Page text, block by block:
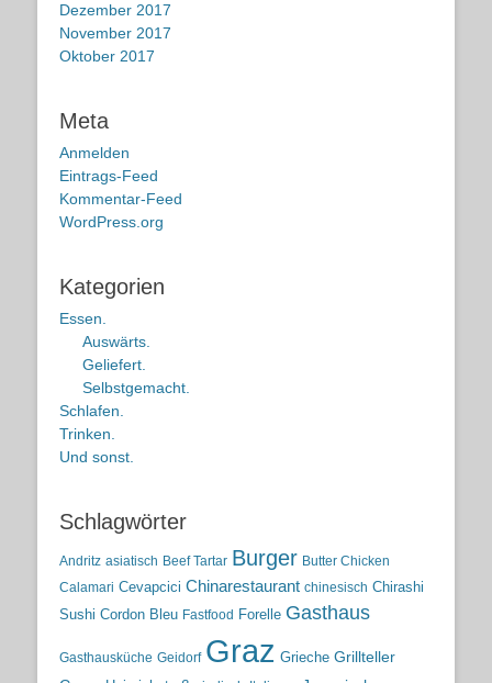
Dezember 2017
November 2017
Oktober 2017
Meta
Anmelden
Eintrags-Feed
Kommentar-Feed
WordPress.org
Kategorien
Essen.
Auswärts.
Geliefert.
Selbstgemacht.
Schlafen.
Trinken.
Und sonst.
Schlagwörter
Andritz asiatisch Beef Tartar Burger Butter Chicken
Calamari Cevapcici Chinarestaurant chinesisch Chirashi
Sushi Cordon Bleu Fastfood Forelle Gasthaus
Gasthausküche Geidorf Graz Grieche Grillteller